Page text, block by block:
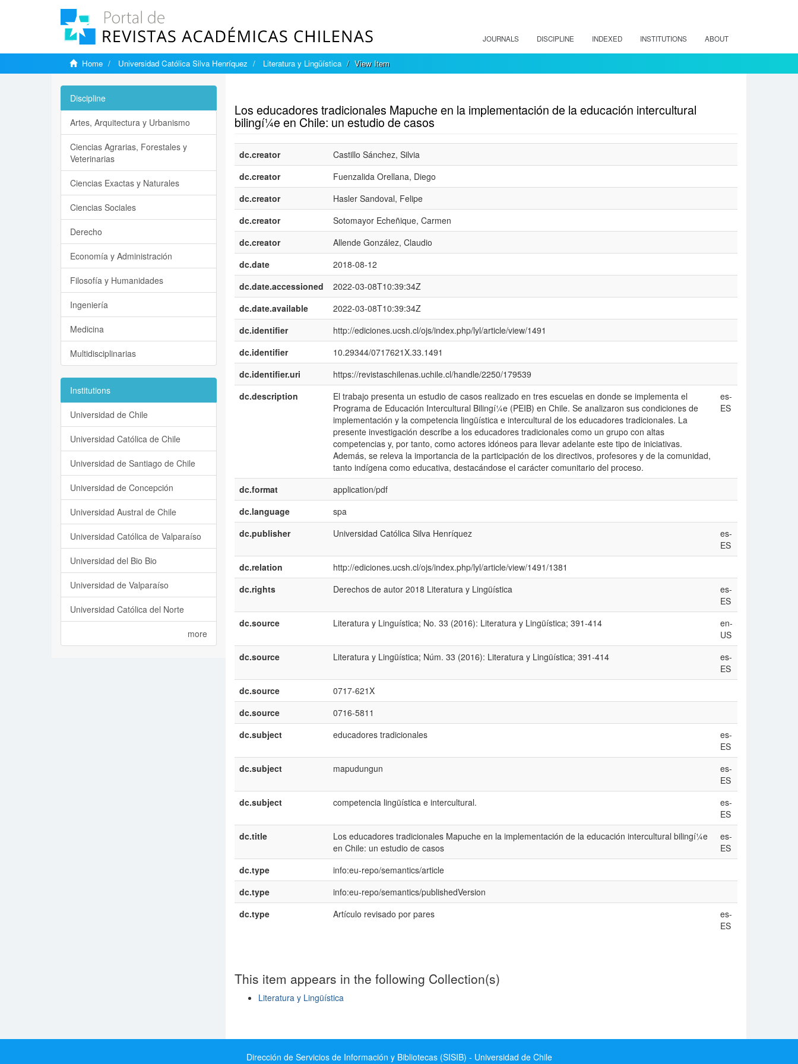
JOURNALS DISCIPLINE INDEXED INSTITUTIONS ABOUT
Home Universidad Católica Silva Henríquez Literatura y Lingüística View Item
Los educadores tradicionales Mapuche en la implementación de la educación intercultural
bilingí¼e en Chile: un estudio de casos
dc.creator
Castillo Sánchez, Silvia
dc.creator
Fuenzalida Orellana, Diego
dc.creator
Hasler Sandoval, Felipe
dc.creator
Sotomayor Echeñique, Carmen
dc.creator
Allende González, Claudio
dc.date
2018-08-12
dc.date.accessioned
2022-03-08T10:39:34Z
dc.date.available
2022-03-08T10:39:34Z
dc.identifier
http://ediciones.ucsh.cl/ojs/index.php/lyl/article/view/1491
dc.identifier
10.29344/0717621X.33.1491
dc.identifier.uri
https://revistaschilenas.uchile.cl/handle/2250/179539
dc.description
El trabajo presenta un estudio de casos realizado en tres escuelas en donde se implementa el
Programa de Educación Intercultural Bilingí¼e (PEIB) en Chile. Se analizaron sus condiciones de
implementación y la competencia lingüística e intercultural de los educadores tradicionales. La
presente investigación describe a los educadores tradicionales como un grupo con altas
competencias y, por tanto, como actores idóneos para llevar adelante este tipo de iniciativas.
Además, se releva la importancia de la participación de los directivos, profesores y de la comunidad,
tanto indí­gena como educativa, destacándose el carácter comunitario del proceso.
es-
ES
dc.format
application/pdf
dc.language
spa
dc.publisher
Universidad Católica Silva Henrí­quez
es-
ES
dc.relation
http://ediciones.ucsh.cl/ojs/index.php/lyl/article/view/1491/1381
dc.rights
Derechos de autor 2018 Literatura y Lingüística
es-
ES
dc.source
Literatura y Linguí­stica; No. 33 (2016): Literatura y Lingüística; 391-414
en-
US
dc.source
Literatura y Lingüística; Núm. 33 (2016): Literatura y Lingüística; 391-414
es-
ES
dc.source
0717-621X
dc.source
0716-5811
dc.subject
educadores tradicionales
es-
ES
dc.subject
mapudungun
es-
ES
dc.subject
competencia lingüística e intercultural.
es-
ES
dc.title
Los educadores tradicionales Mapuche en la implementación de la educación intercultural bilingí¼e
en Chile: un estudio de casos
es-
ES
dc.type
info:eu-repo/semantics/article
dc.type
info:eu-repo/semantics/publishedVersion
dc.type
Artí­culo revisado por pares
es-
ES
This item appears in the following Collection(s)
Literatura y Lingüística
Discipline
Artes, Arquitectura y Urbanismo
Ciencias Agrarias, Forestales y
Veterinarias
Ciencias Exactas y Naturales
Ciencias Sociales
Derecho
Economía y Administración
Filosofía y Humanidades
Ingeniería
Medicina
Multidisciplinarias
Institutions
Universidad de Chile
Universidad Católica de Chile
Universidad de Santiago de Chile
Universidad de Concepción
Universidad Austral de Chile
Universidad Católica de Valparaíso
Universidad del Bio Bio
Universidad de Valparaíso
Universidad Católica del Norte
more
Dirección de Servicios de Información y Bibliotecas (SISIB) - Universidad de Chile